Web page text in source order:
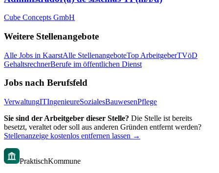
Cube Concepts GmbH
Weitere Stellenangebote
Alle Jobs in KaarstAlle StellenangeboteTop ArbeitgeberTVöD
GehaltsrechnerBerufe im öffentlichen Dienst
Jobs nach Berufsfeld
VerwaltungITIngenieureSozialesBauwesenPflege
Sie sind der Arbeitgeber dieser Stelle? Die Stelle ist bereits
besetzt, veraltet oder soll aus anderen Gründen entfernt werden?
Stellenanzeige kostenlos entfernen lassen →
PraktischKommune